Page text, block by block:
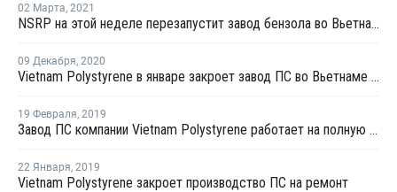
02 Марта, 2021
NSRP на этой неделе перезапустит завод бензола во Вьетнаме
09 Декабря, 2020
Vietnam Polystyrene в январе закроет завод ПС во Вьетнаме на плановую профилактику
19 Февраля, 2019
Завод ПС компании Vietnam Polystyrene работает на полную мощность после перезапуска
22 Января, 2019
Vietnam Polystyrene закроет производство ПС на ремонт